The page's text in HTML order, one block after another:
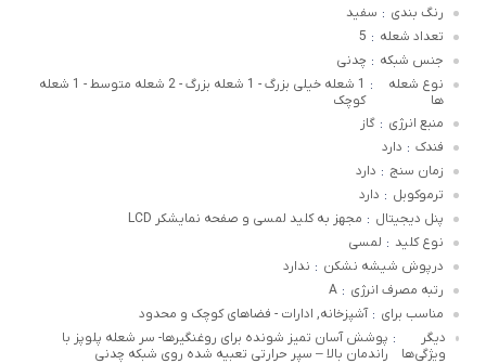
رنگ بندی : سفید
تعداد شعله :
5
جنس شبکه : چدنی
نوع شعله
ها
:
1 شعله خیلی بزرگ - 1 شعله بزرگ - 2 شعله متوسط - 1 شعله
کوچک
منبع انرژی : گاز
فندک : دارد
زمان سنج : دارد
ترموکوبل : دارد
پنل دیجیتال : مجهز به کلید لمسی و صفحه نمایشکر LCD
نوع کلید : لمسی
درپوش شیشه نشکن : ندارد
رتبه مصرف انرژی :
A
مناسب برای : آشپزخانه, ادارات - فضاهای کوچک و محدود
دیگر
ویژگی‌ها
: پوشش آسان تمیز شونده برای روغنگیرها- سر شعله پلوپز با
راندمان بالا – سپر حرارتی تعبیه شده روی شبکه چدنی